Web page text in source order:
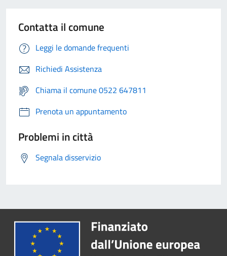
Contatta il comune
Leggi le domande frequenti
Richiedi Assistenza
Chiama il comune 0522 647811
Prenota un appuntamento
Problemi in città
Segnala disservizio